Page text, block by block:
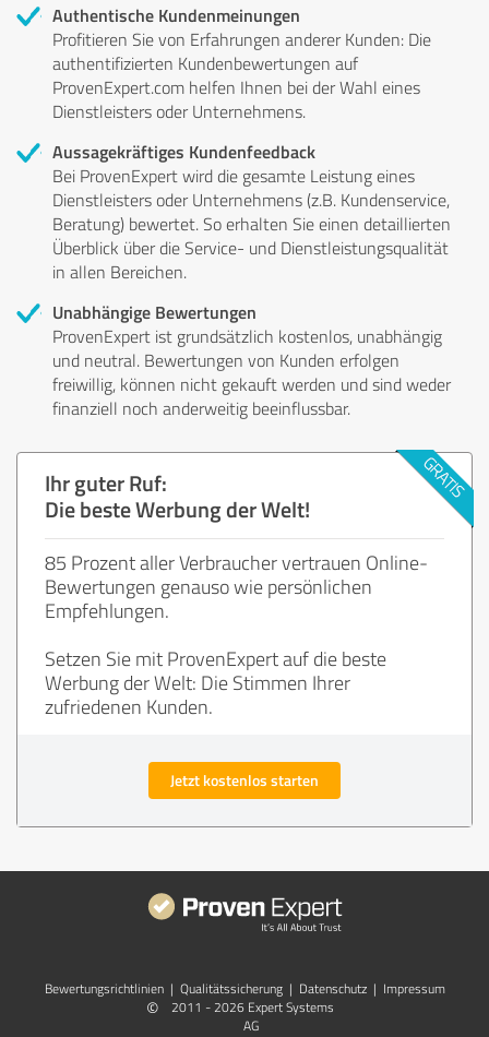
Authentische Kundenmeinungen
Profitieren Sie von Erfahrungen anderer Kunden: Die
authentifizierten Kundenbewertungen auf
ProvenExpert.com helfen Ihnen bei der Wahl eines
Dienstleisters oder Unternehmens.
Aussagekräftiges Kundenfeedback
Bei ProvenExpert wird die gesamte Leistung eines
Dienstleisters oder Unternehmens (z.B. Kundenservice,
Beratung) bewertet. So erhalten Sie einen detaillierten
Überblick über die Service- und Dienstleistungsqualität
in allen Bereichen.
Unabhängige Bewertungen
ProvenExpert ist grundsätzlich kostenlos, unabhängig
und neutral. Bewertungen von Kunden erfolgen
freiwillig, können nicht gekauft werden und sind weder
finanziell noch anderweitig beeinflussbar.
Ihr guter Ruf:
Die beste Werbung der Welt!
85 Prozent aller Verbraucher vertrauen Online-
Bewertungen genauso wie persönlichen
Empfehlungen.
Setzen Sie mit ProvenExpert auf die beste
Werbung der Welt: Die Stimmen Ihrer
zufriedenen Kunden.
Jetzt kostenlos starten
Bewertungs­richtlinien | Qualitätssicherung | Datenschutz | Impressum
©
2011 - 2026 Expert Systems
AG